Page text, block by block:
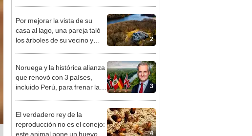
2
Por mejorar la vista de su
casa al lago, una pareja taló
los árboles de su vecino y
3
Noruega y la histórica alianza
que renovó con 3 países,
incluido Perú, para frenar la
4
El verdadero rey de la
reproducción no es el conejo:
este animal pone un huevo